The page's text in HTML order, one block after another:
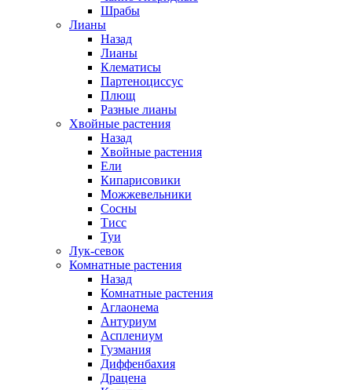
Шрабы
Лианы
Назад
Лианы
Клематисы
Партеноциссус
Плющ
Разные лианы
Хвойные растения
Назад
Хвойные растения
Ели
Кипарисовики
Можжевельники
Сосны
Тисс
Туи
Лук-севок
Комнатные растения
Назад
Комнатные растения
Аглаонема
Антуриум
Асплениум
Гузмания
Диффенбахия
Драцена